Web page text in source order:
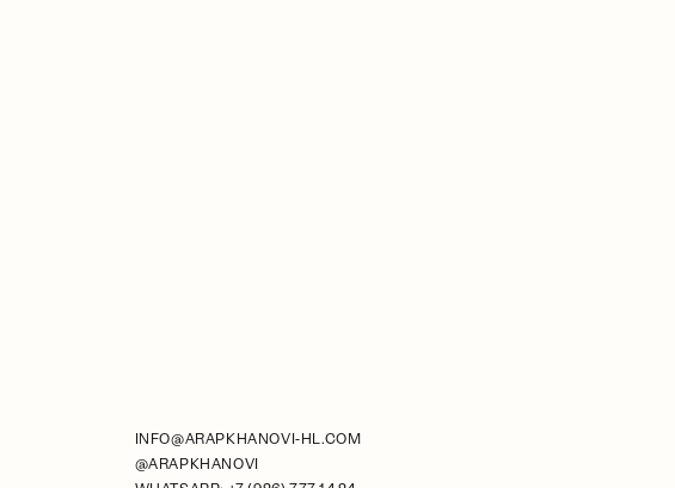
INFO@ARAPKHANOVI-HL.COM
@ARAPKHANOVI